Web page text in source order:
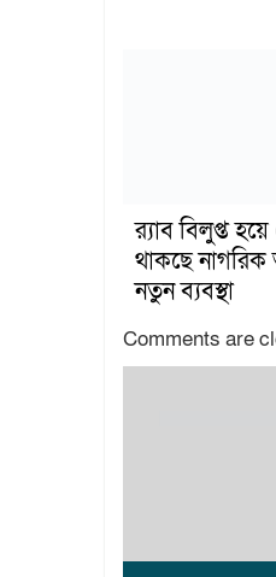
র‍্যাব বিলুপ্ত
থাকছে
নতুন ব্যবস্থা
Comments are